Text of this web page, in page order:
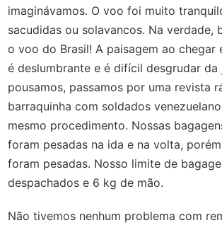
imaginávamos. O voo foi muito
sacudidas ou solavancos. Na verdade,
o voo do Brasil! A paisagem ao chegar
é deslumbrante e é difícil desgrudar da
pousamos, passamos por uma revista
barraquinha com soldados
mesmo procedimento. Nossas
foram pesadas na ida e na volta,
foram pesadas. Nosso limite de
despachados e 6 kg de mão.
Não tivemos nenhum problema com